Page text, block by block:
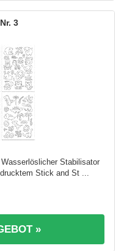
3
Stabilisator
Stick and St ...
»